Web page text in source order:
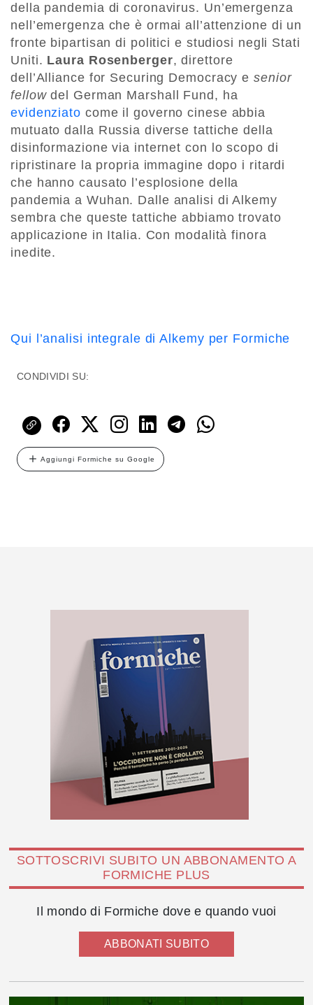
della pandemia di coronavirus. Un’emergenza
nell’emergenza che è ormai all’attenzione di un
fronte bipartisan di politici e studiosi negli Stati
Uniti. Laura Rosenberger, direttore
dell’Alliance for Securing Democracy esenior
fellowdel German Marshall Fund, ha
evidenziato come il governo cinese abbia
mutuato dalla Russia diverse tattiche della
disinformazione via internet con lo scopo di
ripristinare la propria immagine dopo i ritardi
che hanno causato l’esplosione della
pandemia a Wuhan. Dalle analisi di Alkemy
sembra che queste tattiche abbiamo trovato
applicazione in Italia. Con modalità finora
inedite.
Qui l’analisi integrale di Alkemy per Formiche
CONDIVIDI SU:
Aggiungi Formiche su Google
SOTTOSCRIVI SUBITO UN ABBONAMENTO A
FORMICHE PLUS
Il mondo di Formiche dove e quando vuoi
ABBONATI SUBITO